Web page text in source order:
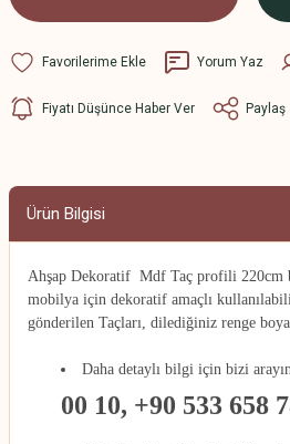
Yorum Yaz
Fiyatı Düşünce Haber Ver Paylaş
Ürün Bilgisi
Ahşap Dekoratif Mdf Taç profili 220cm
mobilya için dekoratif amaçlı
gönderilen Taçları, dilediğiniz renge
Daha detaylı bilgi için bizi
00 10, +90 533 658